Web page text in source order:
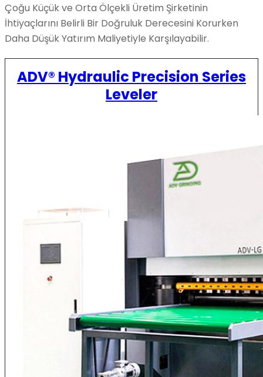
Çoğu Küçük ve Orta Ölçekli Üretim Şirketinin
İhtiyaçlarını Belirli Bir Doğruluk Derecesini Korurken
Daha Düşük Yatırım Maliyetiyle Karşılayabilir.
ADV® Hydraulic Precision Series
Leveler